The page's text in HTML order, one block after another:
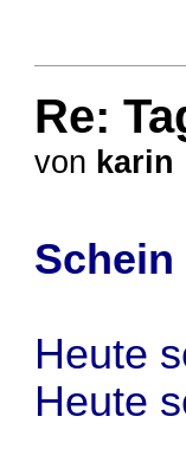
Re:
von karin
Schein
Heute
Heute